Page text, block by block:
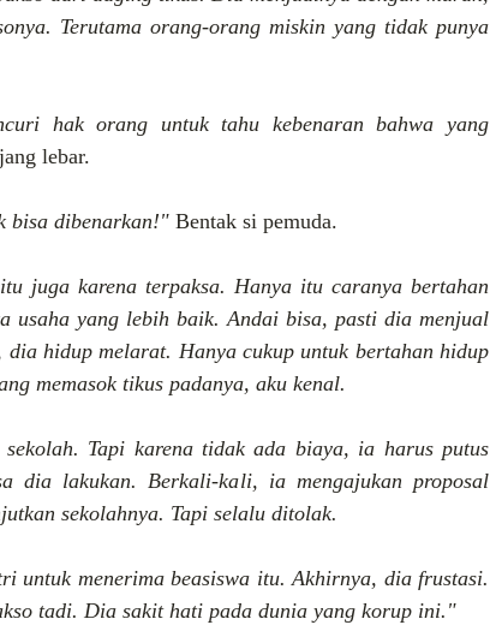
Terutama orang-orang miskin yang tidak punya
hak orang untuk tahu kebenaran bahwa yang
lebar.
bisa dibenarkan!" Bentak si pemuda.
juga karena terpaksa. Hanya itu caranya bertahan
usaha yang lebih baik. Andai bisa, pasti dia menjual
hidup melarat. Hanya cukup untuk bertahan hidup
memasok tikus padanya, aku kenal.
Tapi karena tidak ada biaya, ia harus putus
dia lakukan. Berkali-kali, ia mengajukan proposal
sekolahnya. Tapi selalu ditolak.
untuk menerima beasiswa itu. Akhirnya, dia frustasi.
tadi. Dia sakit hati pada dunia yang korup ini."